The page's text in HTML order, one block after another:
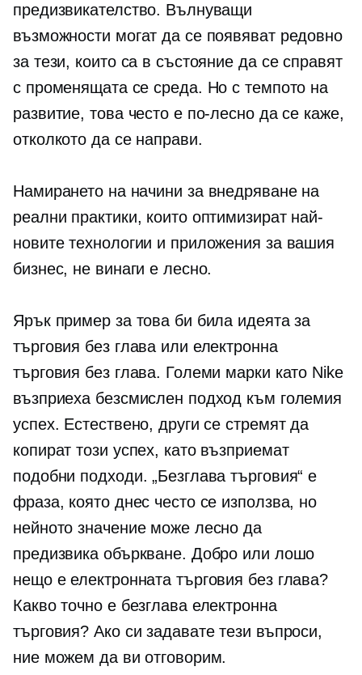
предизвикателство. Вълнуващи
възможности могат да се появяват редовно
за тези, които са в състояние да се справят
с променящата се среда. Но с темпото на
развитие, това често е по-лесно да се каже,
отколкото да се направи.
Намирането на начини за внедряване на
реални практики, които оптимизират най-
новите технологии и приложения за вашия
бизнес, не винаги е лесно.
Ярък пример за това би била идеята за
търговия без глава или електронна
търговия без глава. Големи марки като Nike
възприеха безсмислен подход към големия
успех. Естествено, други се стремят да
копират този успех, като възприемат
подобни подходи. „Безглава търговия“ е
фраза, която днес често се използва, но
нейното значение може лесно да
предизвика объркване. Добро или лошо
нещо е електронната търговия без глава?
Какво точно е безглава електронна
търговия? Ако си задавате тези въпроси,
ние можем да ви отговорим.